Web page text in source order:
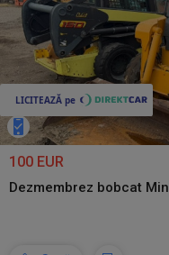
100 EUR
Dezmembrez bobcat